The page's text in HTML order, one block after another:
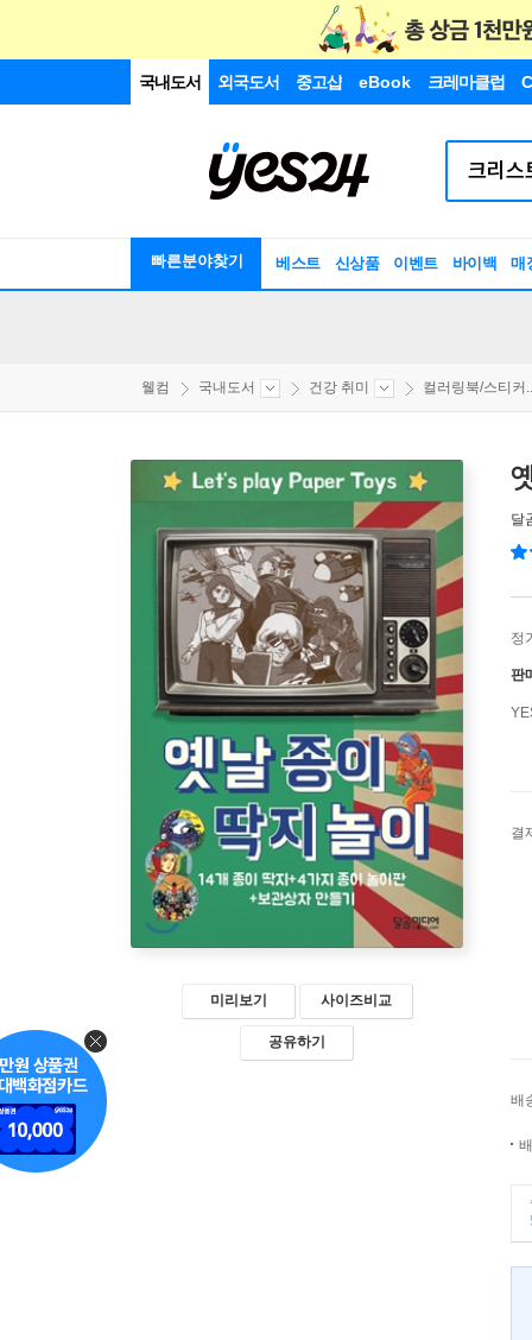
국내도서 외국도서 중고샵 eBook 크레마클럽
빠른분야찾기 베스트 신상품 이벤트 바이백 매
웰컴 국내도서 건강 취미 컬러링북/스티커
미리보기 사이즈비교
공유하기
달
정
판
결
배